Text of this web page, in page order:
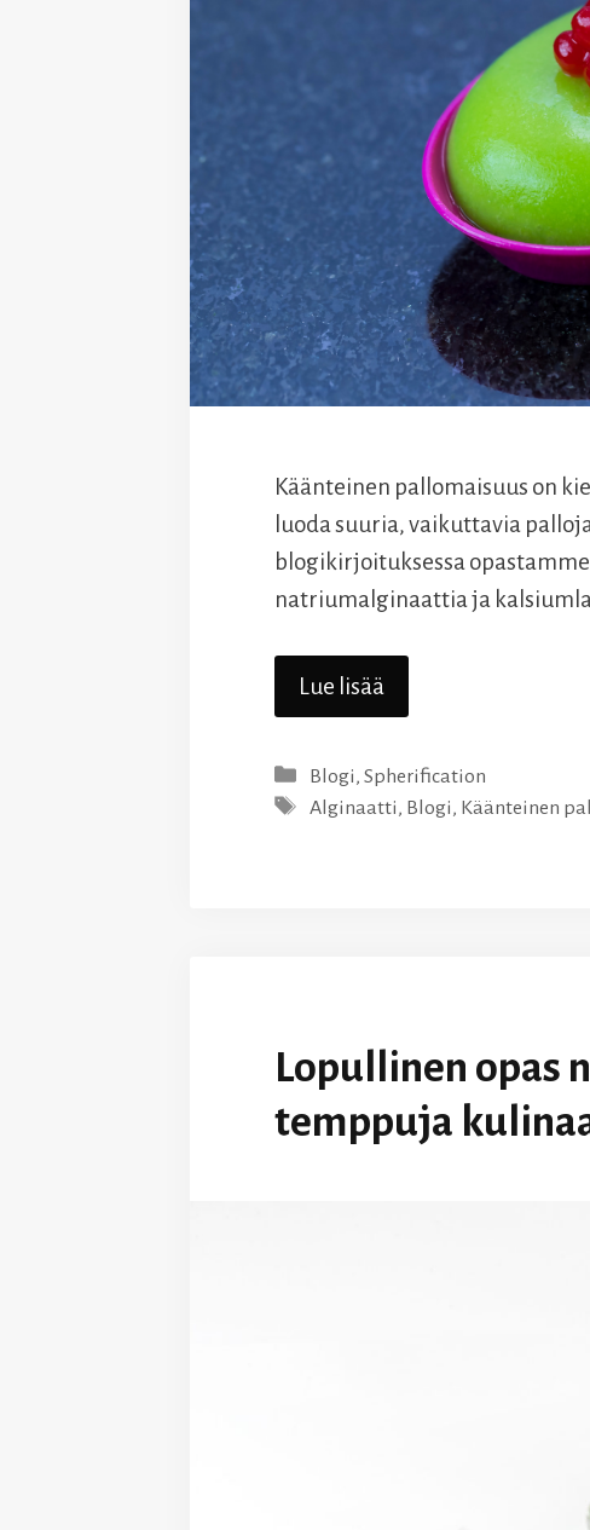
Käänteinen pallomaisuus on
luoda suuria, vaikuttavia
blogikirjoituksessa
natriumalginaattia ja
Lue lisää
Kategoriat
Blogi, Spherification
Avainsanat
Alginaatti, Blogi, Käänteinen
Lopullinen opas
temppuja